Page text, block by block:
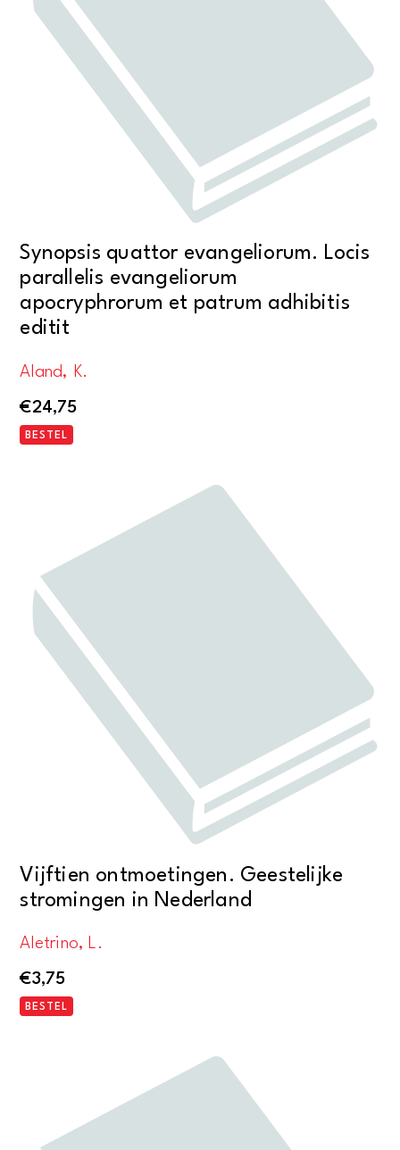
Synopsis quattor evangeliorum. Locis
parallelis evangeliorum
apocryphrorum et patrum adhibitis
editit
Aland, K.
€24,75
BESTEL
Vijftien ontmoetingen. Geestelijke
stromingen in Nederland
Aletrino, L.
€3,75
BESTEL